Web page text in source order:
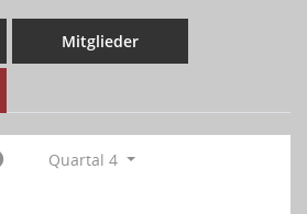
Mitglieder
Quartal 4